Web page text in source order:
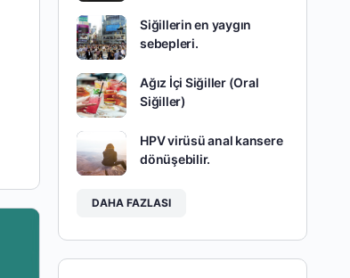
Siğillerin en yaygın
sebepleri.
Ağız İçi Siğiller (Oral
Siğiller)
HPV virüsü anal kansere
dönüşebilir.
DAHA FAZLASI